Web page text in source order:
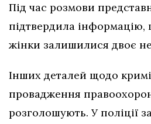
Під час розмови
підтвердила інформацію,
жінки залишилися двоє
Інших деталей щодо
провадження
розголошують. У поліції